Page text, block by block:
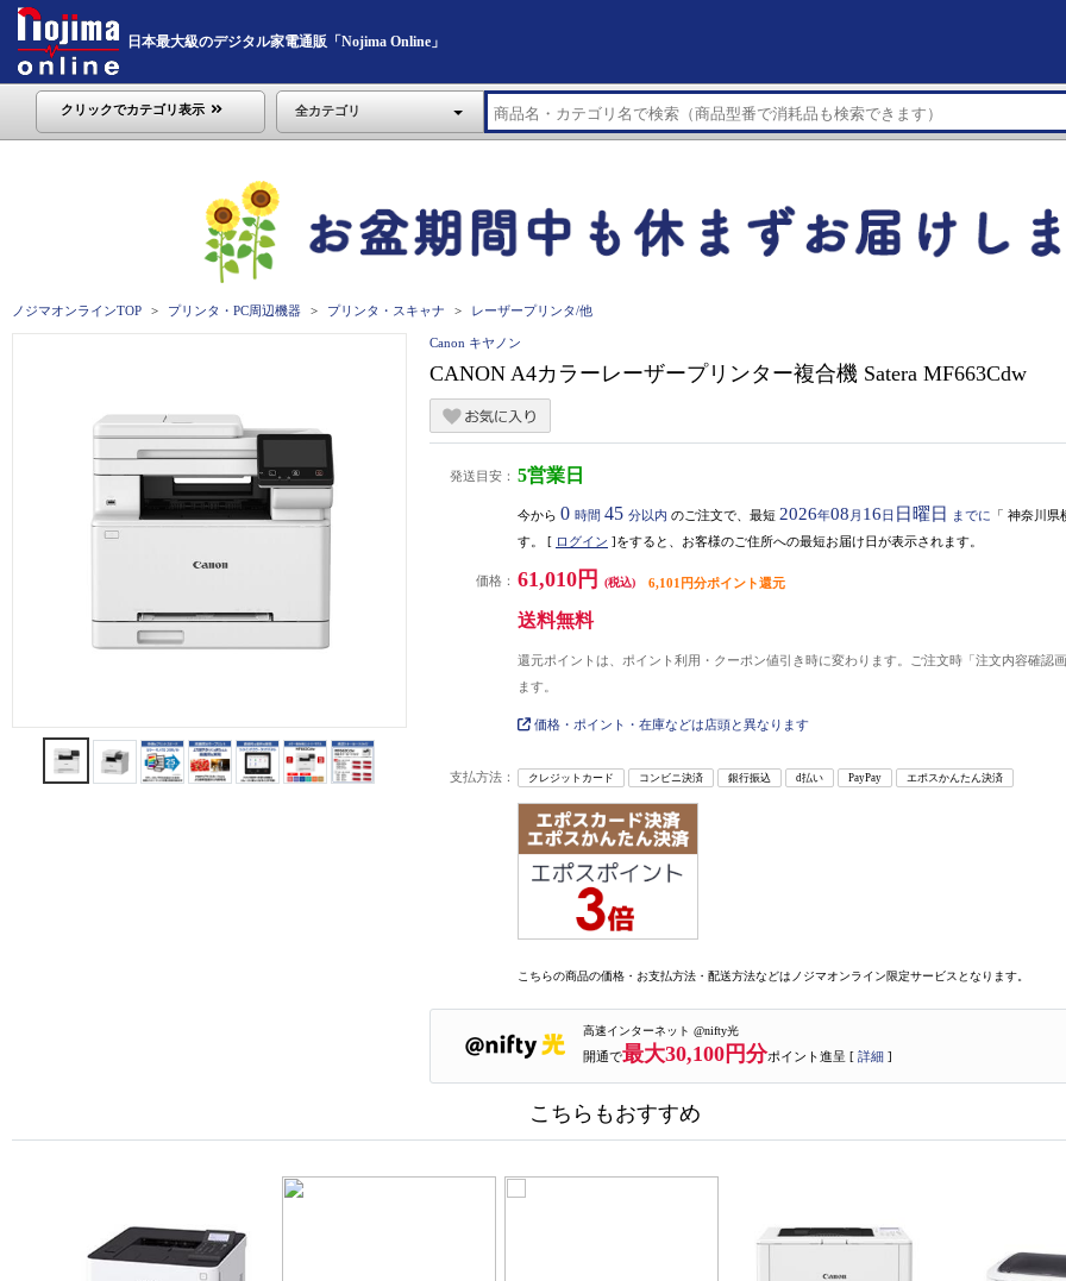
日本最大級のデジタル家電通販「Nojima Online」
クリックでカテゴリ表示 全カテゴリ
ノジマオンラインTOP プリンタ・PC周辺機器 プリンタ・スキャナ レーザープリンタ/他
Canon キヤノン
CANON A4カラーレーザープリンター複合機 Satera MF663Cdw
発送目安： 5営業日
今から 0 時間 45 分以内 のご注文で、最短 2026年08 月 16日 日曜日 までに 「 神奈川県
す。 [ ログイン ]をすると、お客様のご住所への最短お届け日が表示されます。
価格： 61,010円 (税込) 6,101円分ポイント還元
送料無料
還元ポイントは、ポイント利用・クーポン値引き時に変わります。ご注文時「注文内容確認
ます。
価格・ポイント・在庫などは店頭と異なります
支払方法： クレジットカード コンビニ決済 銀行振込 d払い PayPay エポスかんたん決済
こちらの商品の価格・お支払方法・配送方法などはノジマオンライン限定サービスとなります。
高速インターネット @nifty光
開通で最大30,100円分ポイント進呈 [ 詳細 ]
こちらもおすすめ